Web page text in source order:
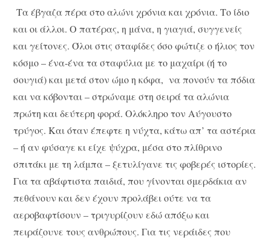
Τα έβγαζα πέρα στο αλώνι χρόνια και χρόνια. Το ίδιο
και οι άλλοι. Ο πατέρας, η μάνα, η γιαγιά, συγγενείς
και γείτονες. Όλοι στις σταφίδες όσο φώτιζε ο ήλιος τον
κόσμο – ένα-ένα τα σταφύλια με το μαχαίρι (ή το
σουγιά) και μετά στον ώμο η κόφα, να πονούν τα πόδια
και να κόβονται – στρώναμε στη σειρά τα αλώνια
πρώτη και δεύτερη φορά. Ολόκληρο τον Αύγουστο
τρύγος. Και όταν έπεφτε η νύχτα, κάτω απ’ τα αστέρια
– ή αν φύσαγε κι είχε ψύχρα, μέσα στο πλίθρινο
σπιτάκι με τη λάμπα – ξετυλίγανε τις φοβερές ιστορίες.
Για τα αβάφτιστα παιδιά, που γίνονται σμερδάκια αν
πεθάνουν και δεν έχουν προλάβει ούτε να τα
αεροβαφτίσουν – τριγυρίζουν εδώ απόξω και
πειράζουνε τους ανθρώπους. Για τις νεράιδες που